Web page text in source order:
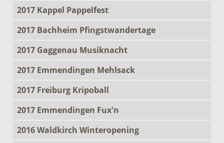
2017 Kappel Pappelfest
2017 Bachheim Pfingstwandertage
2017 Gaggenau Musiknacht
2017 Emmendingen Mehlsack
2017 Freiburg Kripoball
2017 Emmendingen Fux'n
2016 Waldkirch Winteropening